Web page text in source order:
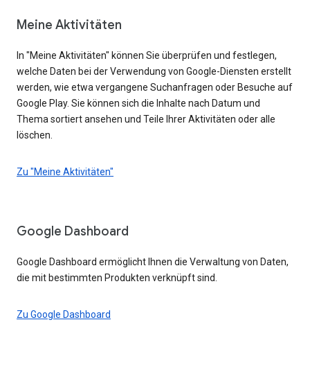
Meine Aktivitäten
In "Meine Aktivitäten" können Sie überprüfen und festlegen,
welche Daten bei der Verwendung von Google-Diensten erstellt
werden, wie etwa vergangene Suchanfragen oder Besuche auf
Google Play. Sie können sich die Inhalte nach Datum und
Thema sortiert ansehen und Teile Ihrer Aktivitäten oder alle
löschen.
Zu "Meine Aktivitäten"
Google Dashboard
Google Dashboard ermöglicht Ihnen die Verwaltung von Daten,
die mit bestimmten Produkten verknüpft sind.
Zu Google Dashboard